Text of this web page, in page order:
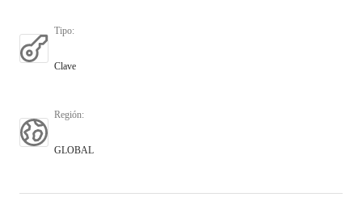
Tipo:
Clave
Región:
GLOBAL